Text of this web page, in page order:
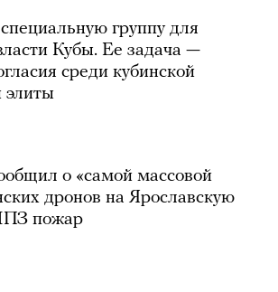
группу для
Кубы. Ее задача —
среди кубинской
элиты
о «самой массовой
дронов на Ярославскую
пожар